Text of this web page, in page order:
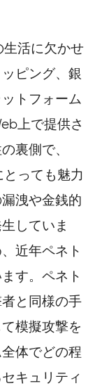
活に欠かせ
ピング、銀
トフォーム
上で提供さ
裏側で、
っても魅力
洩や金銭的
していま
近年ペネト
す。ペネト
と同様の手
模擬攻撃を
体でどの程
キュリティ